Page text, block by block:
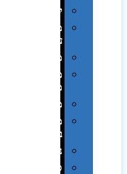
למטבח
מוצרי
עור
מחברות
מחזיקי
מפתחות
משחקים
מתנה
בפחית
נסיעות
ספורט